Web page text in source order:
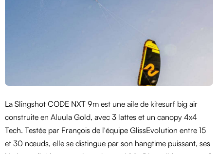
La Slingshot CODE NXT 9m est une aile de kitesurf big air
construite en Aluula Gold, avec 3 lattes et un canopy 4x4
Tech. Testée par François de l'équipe GlissEvolution entre 15
et 30 nœuds, elle se distingue par son hangtime puissant, ses